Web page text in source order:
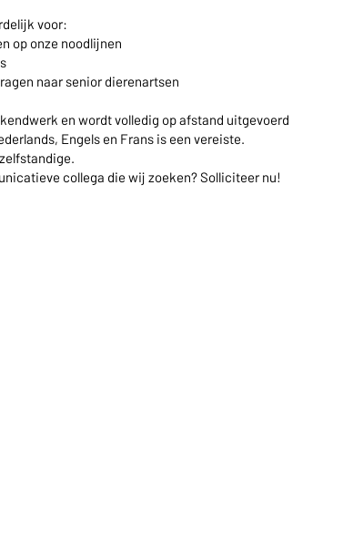
voor:
op onze noodlijnen
naar senior dierenartsen
en wordt volledig op afstand uitgevoerd
Engels en Frans is een vereiste.
collega die wij zoeken? Solliciteer nu!